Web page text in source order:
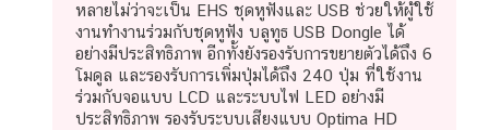
หลายไม่ว่าจะเป็น EHS ชุดหูฟังและ USB ช่วยให้ผู้ใช้
งานทำงานร่วมกับชุดหูฟัง บลูทูธ USB Dongle ได้
อย่างมีประสิทธิภาพ อีกทั้งยังรองรับการขยายตัวได้ถึง 6
โมดูล และรองรับการเพิ่มปุ่มได้ถึง 240 ปุ่ม ที่ใช้งาน
ร่วมกับจอแบบ LCD และระบบไฟ LED อย่างมี
ประสิทธิภาพ รองรับระบบเสียงแบบ Optima HD